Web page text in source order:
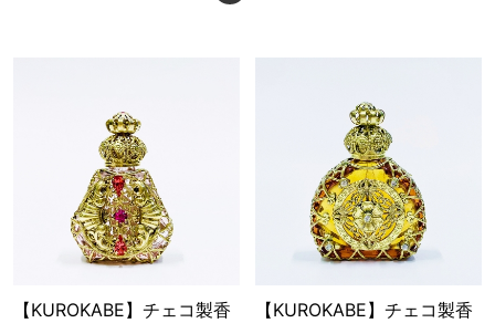
【KUROKABE】チェコ製香
【KUROKABE】チェコ製香